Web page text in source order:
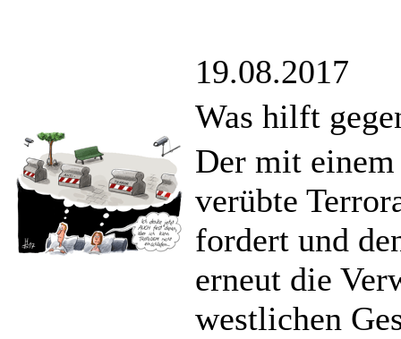
19.08.2017
Was hilft
Der mit
verübte
fordert und
erneut die
westlichen